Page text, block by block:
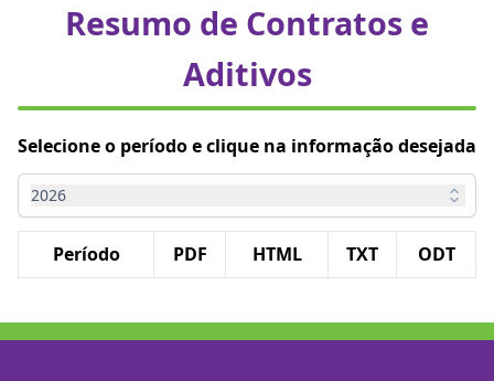
Resumo de Contratos e
Aditivos
Selecione o período e clique na informação desejada
2026
Período PDF HTML TXT ODT